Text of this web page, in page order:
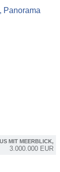
MIT MEERBLICK,
3.000.000 EUR